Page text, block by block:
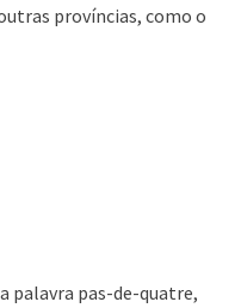
províncias, como o
palavra pas-de-quatre,